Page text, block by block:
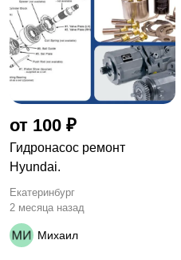
от 100 ₽
Гидронасос ремонт
Hyundai.
Екатеринбург
2 месяца назад
Михаил